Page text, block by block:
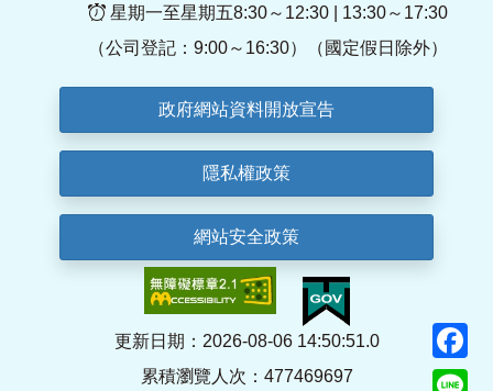
星期一至星期五8:30～12:30 | 13:30～17:30
（公司登記：9:00～16:30）（國定假日除外）
政府網站資料開放宣告
隱私權政策
網站安全政策
更新日期：2026-08-06 14:50:51.0
累積瀏覽人次：477469697